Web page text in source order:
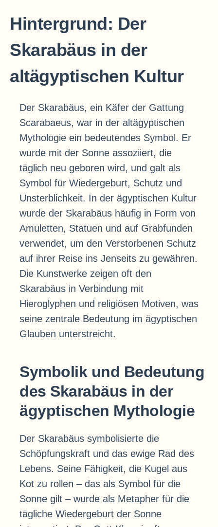
Hintergrund: Der
Skarabäus in der
altägyptischen Kultur
Der Skarabäus, ein Käfer der Gattung
Scarabaeus, war in der altägyptischen
Mythologie ein bedeutendes Symbol. Er
wurde mit der Sonne assoziiert, die
täglich neu geboren wird, und galt als
Symbol für Wiedergeburt, Schutz und
Unsterblichkeit. In der ägyptischen Kultur
wurde der Skarabäus häufig in Form von
Amuletten, Statuen und auf Grabfunden
verwendet, um den Verstorbenen Schutz
auf ihrer Reise ins Jenseits zu gewähren.
Die Kunstwerke zeigen oft den
Skarabäus in Verbindung mit
Hieroglyphen und religiösen Motiven, was
seine zentrale Bedeutung im ägyptischen
Glauben unterstreicht.
Symbolik und Bedeutung
des Skarabäus in der
ägyptischen Mythologie
Der Skarabäus symbolisierte die
Schöpfungskraft und das ewige Rad des
Lebens. Seine Fähigkeit, die Kugel aus
Kot zu rollen – das als Symbol für die
Sonne gilt – wurde als Metapher für die
tägliche Wiedergeburt der Sonne